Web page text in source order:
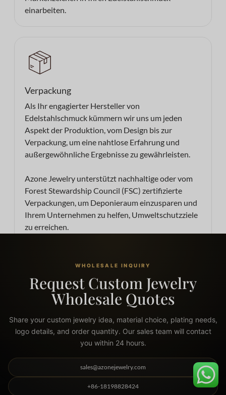
einarbeiten.
Verpackung
Als Ihr engagierter Hersteller von
Edelstahlschmuck kümmern wir uns um jeden
Aspekt der Produktion, vom Design bis zur
Verpackung, um eine nahtlose Erfahrung und
außergewöhnliche Ergebnisse zu gewährleisten.
Azone Jewelry unterstützt nachhaltige oder vom
Forest Stewardship Council (FSC) zertifizierte
Verpackungen, um Deponieraum einzusparen und
Ihrem Unternehmen zu helfen, Umweltschutzziele
zu erreichen.
WHOLESALE INQUIRY
Request Custom Jewelry
Wholesale Quotes
Share your custom jewelry idea, material choice, plating needs,
logo details, and order quantity. Our sales team will contact
you within 24 hours.
sales@azonejewelry.com
+86-18198828424